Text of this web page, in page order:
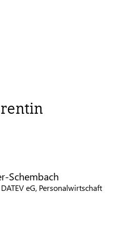
Schembach
eG, Personalwirtschaft